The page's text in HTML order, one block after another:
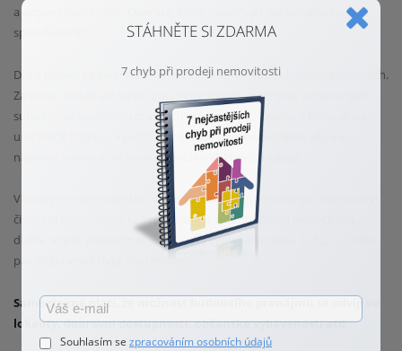
a odpovídající výnos. Operace, které nesplňují tyto
požadavky, jsou
spekulacemi.“
Dříve platilo, že investiční nemovitosti se nejlépe seženou na dražbách.
Za levno. Avšak ani na to
dnes nelze spoléhat. Mnoho soukromých
subjektů se naučilo na dražbách obchodovat, i banky
umí půjčit finance, a proto i na dražbě buďte obezřetní, aby vás
nakonec nemovitost
nevyšla dráže než klasická koupě.
Vhodnými nemovitostmi, vzhledem k jejich potencionálu mohou být
činžovní domy, nebo rodinné domy s více obytnými jednotkami,
dobře se pak pronajímají menší byty typu garsoniéra, 1+1,2+1 a
pak třeba velké byty studentům.
Samozřejmě platí, že možnost budoucího pronájmu se odvíjí
lokality, dopravní dostupnosti, občanské vybavenosti atd.
STÁHNĚTE SI ZDARMA
7 chyb při prodeji nemovitosti
Souhlasím se zpracováním osobních údajů